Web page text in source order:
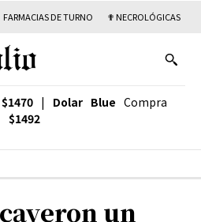
FARMACIAS DE TURNO ✟ NECROLÓGICAS
$1470 | Dolar Blue Compra
$1492
un